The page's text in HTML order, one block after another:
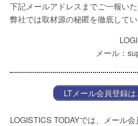
下記メールアドレスまでご一報いた
弊社では取材源の秘匿を徹底してい
メール：
LTメール会員登録は
LOGISTICS TODAYでは、メール